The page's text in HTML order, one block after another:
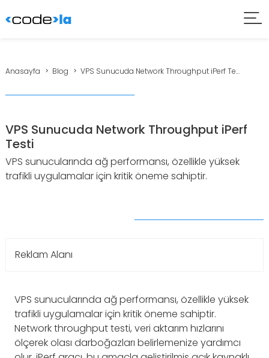
Anasayfa Blog VPS Sunucuda Network Throughput iPerf Te...
VPS Sunucuda Network Throughput iPerf
Testi
VPS sunucularında ağ performansı, özellikle yüksek
trafikli uygulamalar için kritik öneme sahiptir.
Reklam Alanı
VPS sunucularında ağ performansı, özellikle yüksek
trafikli uygulamalar için kritik öneme sahiptir.
Network throughput testi, veri aktarım hızlarını
ölçerek olası darboğazları belirlemenize yardımcı